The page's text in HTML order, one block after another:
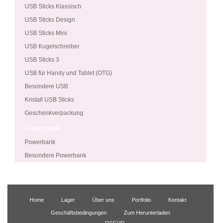
USB Sticks Klassisch
USB Sticks Design
USB Sticks Mini
USB Kugelschreiber
USB Sticks 3
USB für Handy und Tablet (OTG)
Besondere USB
Kristall USB Sticks
Geschenkverpackung
Powerbank
Besondere Powerbank
Home Lager Über uns Portfolio Kontakt
Geschäftsbedingungen
Zum Herunterladen